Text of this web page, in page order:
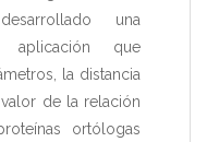
una
aplicación que
la distancia
de la relación
ortólogas